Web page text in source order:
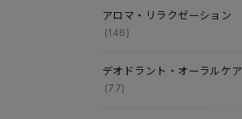
アロマ・リラクゼーション
(146)
デオドラント・オーラルケア
(77)